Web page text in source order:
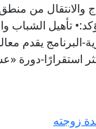
والانتقال من
تأهيل الشباب
البرنامج يقدم
استقرارًا-دورة
زوجته